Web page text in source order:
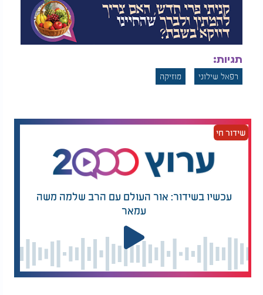
תגיות:
רפאל שילוני מוזיקה
שידור חי
עכשיו בשידור: אור העולם עם הרב שלמה משה
עמאר